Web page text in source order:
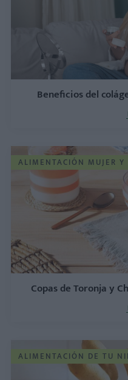
Beneficios del
ALIMENTACIÓN MUJER
Copas de Toronja y
ALIMENTACIÓN DE TU